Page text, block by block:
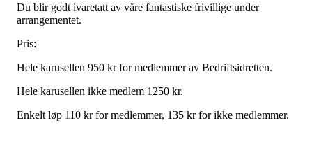
Du blir godt ivaretatt av våre fantastiske frivillige under
arrangementet.
Pris:
Hele karusellen 950 kr for medlemmer av Bedriftsidretten.
Hele karusellen ikke medlem 1250 kr.
Enkelt løp 110 kr for medlemmer, 135 kr for ikke medlemmer.